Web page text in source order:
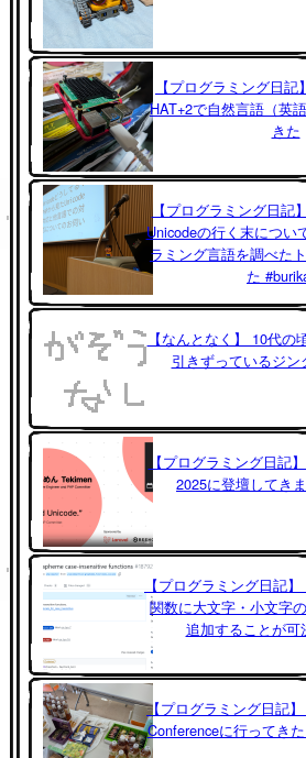
【プログラミング日
HAT+2で自然言語（英
きた
【プログラミング日記
Unicodeの行く末につい
ラミング言語を調べた
た
【なんとなく】 10代の
引きずっているジン
【プログラミング日記
2025に登壇してき
【プログラミング日記
関数に大文字・小文字
追加することが可
【プログラミング日記
Conferenceに行ってき